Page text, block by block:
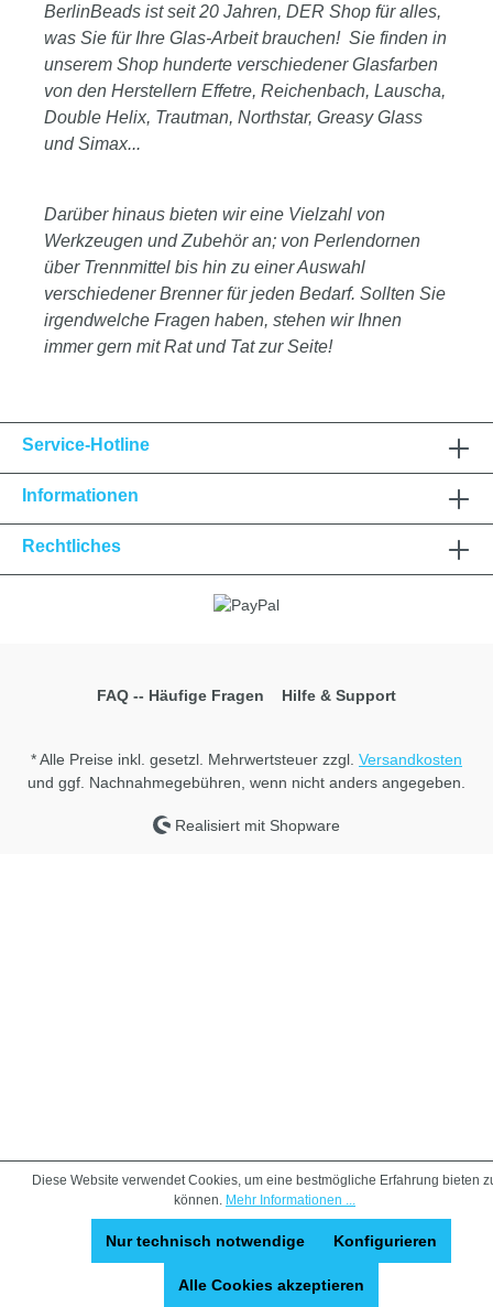
BerlinBeads ist seit 20 Jahren, DER Shop für alles,
was Sie für Ihre Glas-Arbeit brauchen! Sie finden in
unserem Shop hunderte verschiedener Glasfarben
von den Herstellern Effetre, Reichenbach, Lauscha,
Double Helix, Trautman, Northstar, Greasy Glass
und Simax...
Darüber hinaus bieten wir eine Vielzahl von
Werkzeugen und Zubehör an; von Perlendornen
über Trennmittel bis hin zu einer Auswahl
verschiedener Brenner für jeden Bedarf. Sollten Sie
irgendwelche Fragen haben, stehen wir Ihnen
immer gern mit Rat und Tat zur Seite!
Service-Hotline
Informationen
Rechtliches
FAQ -- Häufige Fragen Hilfe & Support
* Alle Preise inkl. gesetzl. Mehrwertsteuer zzgl. Versandkosten
und ggf. Nachnahmegebühren, wenn nicht anders angegeben.
Realisiert mit Shopware
Diese Website verwendet Cookies, um eine bestmögliche Erfahrung bieten
können. Mehr Informationen ...
Nur technisch notwendige Konfigurieren
Alle Cookies akzeptieren